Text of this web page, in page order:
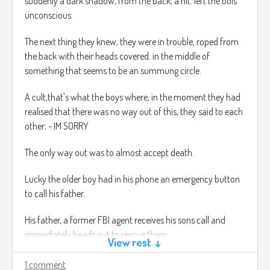
unconscious.
The next thing they knew, they were in trouble, roped from
the back with their heads covered. in the middle of
something that seems to be an summung circle.
A cult,that's what the boys where, in the moment they had
realised that there was no way out of this, they said to each
other; - IM SORRY
The only way out was to almost accept death.
Lucky the older boy had in his phone an emergency button
to call his father.
His father, a former FBI agent receives his sons call and
immediately heads out to rescue them.
Game play: You are the FBI agent, your mission, simple, to
View rest ↓
1 comment